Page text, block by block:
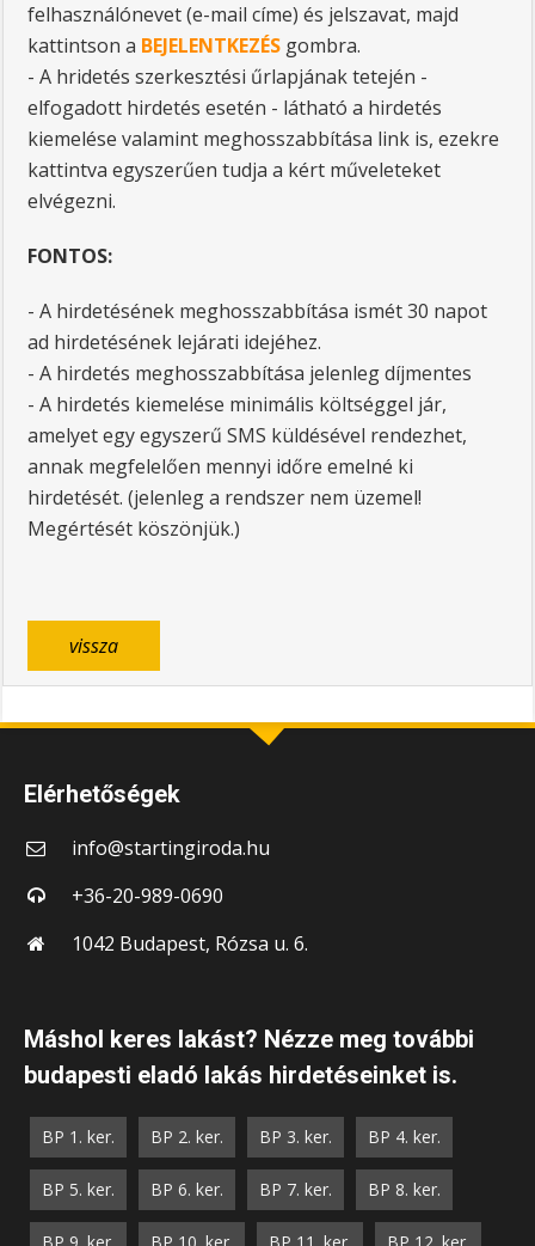
felhasználónevet (e-mail címe) és jelszavat, majd
kattintson a BEJELENTKEZÉS gombra.
- A hridetés szerkesztési űrlapjának tetején -
elfogadott hirdetés esetén - látható a hirdetés
kiemelése valamint meghosszabbítása link is, ezekre
kattintva egyszerűen tudja a kért műveleteket
elvégezni.
FONTOS:
- A hirdetésének meghosszabbítása ismét 30 napot
ad hirdetésének lejárati idejéhez.
- A hirdetés meghosszabbítása jelenleg díjmentes
- A hirdetés kiemelése minimális költséggel jár,
amelyet egy egyszerű SMS küldésével rendezhet,
annak megfelelően mennyi időre emelné ki
hirdetését. (jelenleg a rendszer nem üzemel!
Megértését köszönjük.)
vissza
Elérhetőségek
info@startingiroda.hu
+36-20-989-0690
1042 Budapest, Rózsa u. 6.
Máshol keres lakást? Nézze meg további
budapesti eladó lakás hirdetéseinket is.
BP 1. ker. BP 2. ker. BP 3. ker. BP 4. ker.
BP 5. ker. BP 6. ker. BP 7. ker. BP 8. ker.